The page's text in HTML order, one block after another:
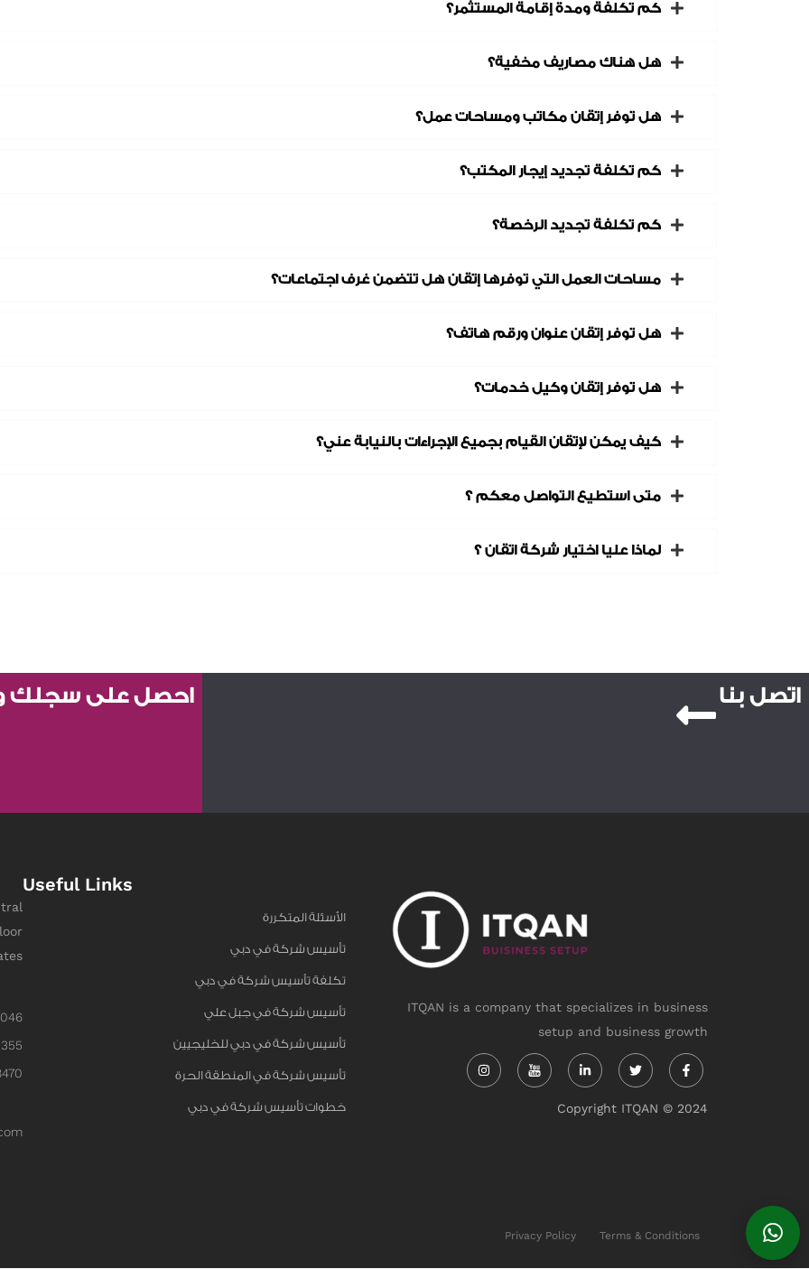
كم تكلفة ومدة إقامة المستثمر؟
هل هناك مصاريف مخفية؟
هل توفر إتقان مكاتب ومساحات عمل؟
كم تكلفة تجديد إيجار المكتب؟
كم تكلفة تجديد الرخصة؟
مساحات العمل التي توفرها إتقان هل تتضمن غرف اجتماعات؟
هل توفر إتقان عنوان ورقم هاتف؟
هل توفر إتقان وكيل خدمات؟
كيف يمكن لإتقان القيام بجميع الإجراءات بالنيابة عني؟
متى استطيع التواصل معكم ؟
لماذا عليا اختيار شركة اتقان ؟
احصل على سجلك اتصل بنا
ITQAN is a company that specializes in business
setup and business growth
Instagram Linkedin-
in
Twitter Facebook-
f
Copyright ITQAN © 2024
Useful Links
الأسئلة المتكررة
تأسيس شركة في دبي
تكلفة تأسيس شركة في دبي
تأسيس شركة في جبل علي
تأسيس شركة في دبي للخليجيين
تأسيس شركة في المنطقة الحرة
خطوات تأسيس شركة في دبي
Privacy Policy Terms & Conditions